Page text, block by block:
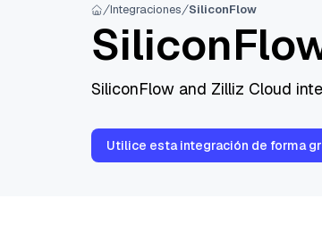
Integraciones SiliconFlow
SiliconFlow and Zilliz Cloud
Utilice esta integración de forma